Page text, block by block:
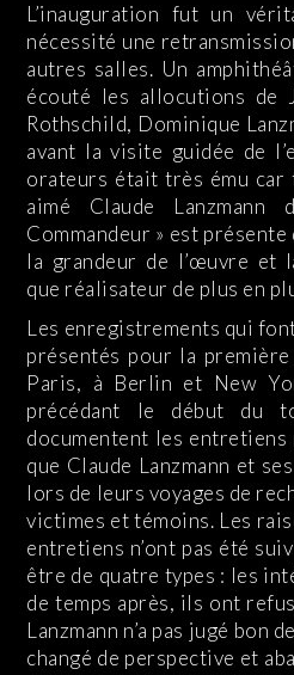
L’inauguration fut un
nécessité une
autres salles. Un
écouté les allocutions de
Rothschild, Dominique
avant la visite guidée de
orateurs était très ému
aimé Claude
Commandeur » est
la grandeur de l’œuvre et
que réalisateur de plus en
Les enregistrements qui
présentés pour la
Paris, à Berlin et New
précédant le début du
documentent les
que Claude Lanzmann et
lors de leurs voyages de
victimes et témoins. Les
entretiens n’ont pas été
être de quatre types : les
de temps après, ils ont
Lanzmann n’a pas jugé bon
changé de perspective et